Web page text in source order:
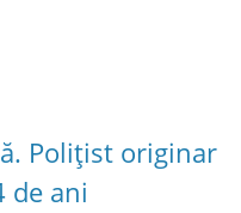
Polițist originar
de ani